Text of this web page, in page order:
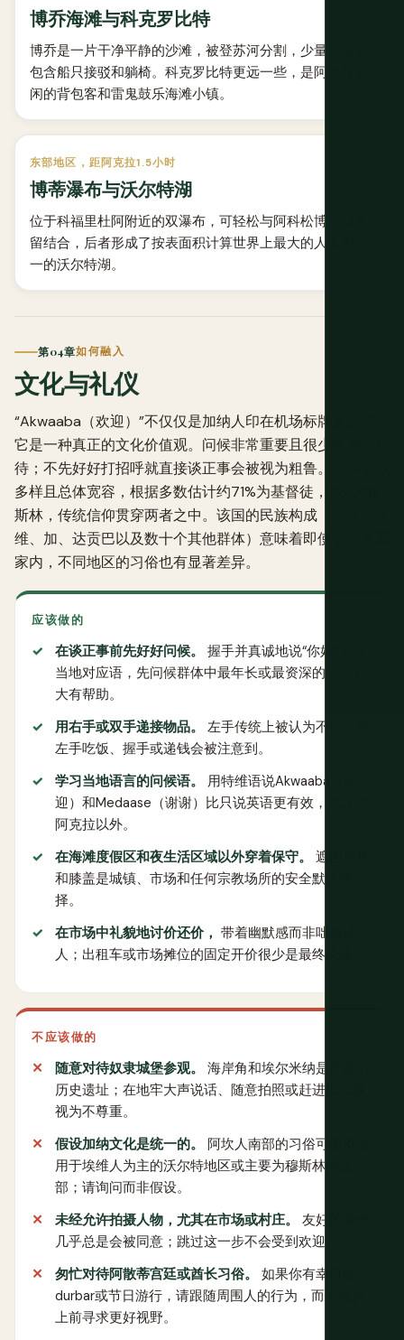
博乔海滩与科克罗比特
博乔是一片干净平静的沙滩，被登苏河分割，少量入场费
包含船只接驳和躺椅。科克罗比特更远一些，是阿克拉悠
闲的背包客和雷鬼鼓乐海滩小镇。
东部地区，距阿克拉1.5小时
博蒂瀑布与沃尔特湖
位于科福里杜阿附近的双瀑布，可轻松与阿科松博大坝停
留结合，后者形成了按表面积计算世界上最大的人工湖之
一的沃尔特湖。
第04章如何融入
文化与礼仪
“Akwaaba（欢迎）”不仅仅是加纳人印在机场标牌上的词，
它是一种真正的文化价值观。问候非常重要且很少被匆忙对
待；不先好好打招呼就直接谈正事会被视为粗鲁。加纳宗教
多样且总体宽容，根据多数估计约71%为基督徒，18%为穆
斯林，传统信仰贯穿两者之中。该国的民族构成（阿坎、埃
维、加、达贡巴以及数十个其他群体）意味着即使在一个国
家内，不同地区的习俗也有显著差异。
应该做的
在谈正事前先好好问候。
握手并真诚地说“你好吗”或
当地对应语，先问候群体中最年长或最资深的人，会
大有帮助。
用右手或双手递接物品。
左手传统上被认为不洁；用
左手吃饭、握手或递钱会被注意到。
学习当地语言的问候语。
用特维语说Akwaaba（欢
迎）和Medaase（谢谢）比只说英语更有效，尤其在
阿克拉以外。
在海滩度假区和夜生活区域以外穿着保守。
遮盖肩膀
和膝盖是城镇、市场和任何宗教场所的安全默认选
择。
在市场中礼貌地讨价还价， 带着幽默感而非咄咄逼
人；出租车或市场摊位的固定开价很少是最终价格。
不应该做的
随意对待奴隶城堡参观。
海岸角和埃尔米纳是严肃的
历史遗址；在地牢大声说话、随意拍照或赶进度会被
视为不尊重。
假设加纳文化是统一的。
阿坎人南部的习俗可能不适
用于埃维人为主的沃尔特地区或主要为穆斯林的北
部；请询问而非假设。
未经允许拍摄人物，尤其在市场或村庄。
友好的请求
几乎总是会被同意；跳过这一步不会受到欢迎。
匆忙对待阿散蒂宫廷或酋长习俗。
如果你有幸目睹
durbar或节日游行，请跟随周围人的行为，而不是挤
上前寻求更好视野。